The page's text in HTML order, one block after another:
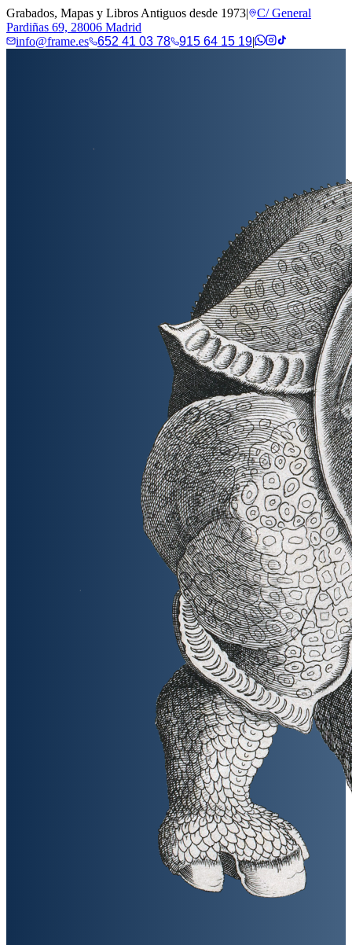
Grabados, Mapas y Libros Antiguos desde 1973|
C/ General
Pardiñas 69, 28006 Madrid
info@frame.es
652 41 03 78 915 64 15 19|